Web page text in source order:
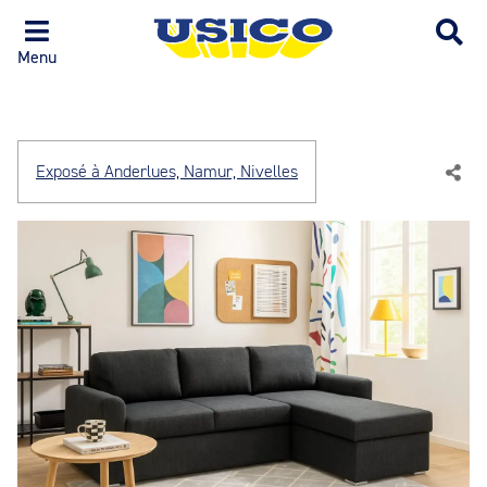
Menu
Exposé à Anderlues, Namur, Nivelles